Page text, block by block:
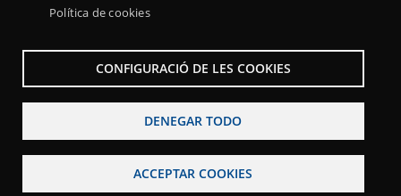
Política de cookies
CONFIGURACIÓ DE LES COOKIES
DENEGAR TODO
ACCEPTAR COOKIES
Menu
Sobre la Red Punt TIC Aviso legal
Accesibilidad